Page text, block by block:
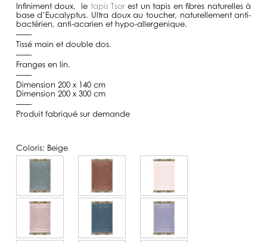
Infiniment doux, le tapis Tsar est un tapis en fibres naturelles à
base d’Eucalyptus. Ultra doux au toucher, naturellement anti-
bactérien, anti-acarien et hypo-allergenique.
——
Tissé main et double dos.
——
Franges en lin.
——
Dimension 200 x 140 cm
Dimension 200 x 300 cm
——
Produit fabriqué sur demande
Coloris: Beige